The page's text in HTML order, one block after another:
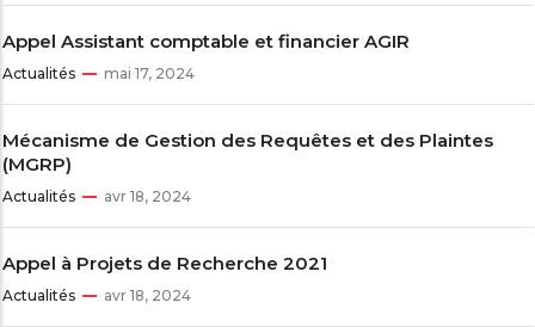
Appel Assistant comptable et financier AGIR
Actualités mai 17, 2024
Mécanisme de Gestion des Requêtes et des Plaintes
(MGRP)
Actualités avr 18, 2024
Appel à Projets de Recherche 2021
Actualités avr 18, 2024